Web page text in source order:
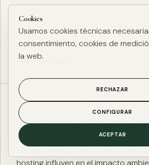
Leer artículo
ESG DIGITAL·27 ENE. 2025·4 MIN
Huella de carbono digital: cómo medir y
ESG de una web
El peso de página, las imágenes,
hosting influyen en el impacto
Cookies
Usamos cookies técnicas
consentimiento, cookies de
la web.
RECHAZAR
CONFIGURAR
ACEPTAR